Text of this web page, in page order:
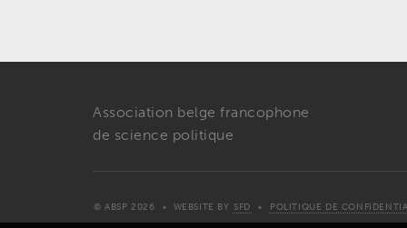
Association belge francophone
de science politique
© ABSP 2026 • WEBSITE BY SFD • POLITIQUE DE